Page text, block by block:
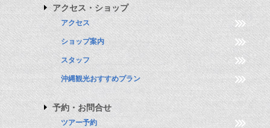
アクセス・ショップ
アクセス
ショップ案内
スタッフ
沖縄観光おすすめプラン
予約・お問合せ
ツアー予約